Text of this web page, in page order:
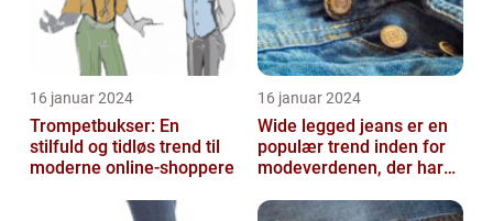
16 januar 2024
Trompetbukser: En
stilfuld og tidløs trend til
moderne online-shoppere
16 januar 2024
Wide legged jeans er en
populær trend inden for
modeverdenen, der har
blandt...